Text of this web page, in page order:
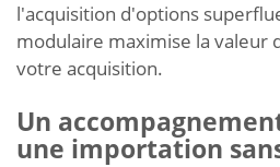
l'acquisition d'options
modulaire maximise la valeur
votre acquisition.
Un
une importation